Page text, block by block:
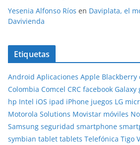
Yesenia Alfonso Ríos en Daviplata, el
Davivienda
Etiquetas
Android Aplicaciones Apple Blackberry
Colombia Comcel CRC facebook Galaxy
hp Intel iOS ipad iPhone juegos LG
Motorola Solutions Movistar móviles
Samsung seguridad smartphone
symbian tablet tablets Telefónica Tigo